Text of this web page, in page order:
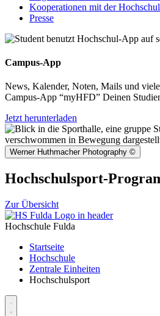
Kooperationen mit der
Presse
Campus-App
News, Kalender, Noten, Mails und
Campus-App “myHFD” Deinen
Jetzt herunterladen
Werner Huthmacher Photography ©
Hochschulsport-
Zur Übersicht
Hochschule Fulda
Startseite
Hochschule
Zentrale Einheiten
Hochschulsport